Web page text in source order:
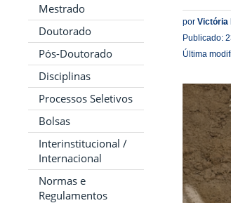
Mestrado
Doutorado
Pós-Doutorado
Disciplinas
Processos Seletivos
Bolsas
Interinstitucional /
Internacional
Normas e
Regulamentos
por Victória
Publicado:
Última